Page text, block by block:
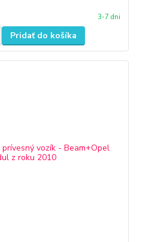
3-7 dni
Pridať do košíka